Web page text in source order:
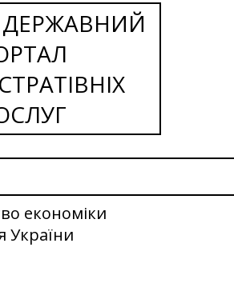
економіки
України